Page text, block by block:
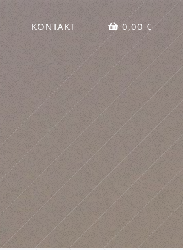
KONTAKT 0,00 €